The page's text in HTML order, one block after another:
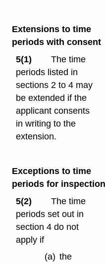
Extensions to time
periods with consent
5(1)
The time
periods listed in
sections 2 to 4 may
be extended if the
applicant consents
in writing to the
extension.
Exceptions to time
periods for
5(2)
The time
periods set out in
section 4 do not
apply if
(a) the